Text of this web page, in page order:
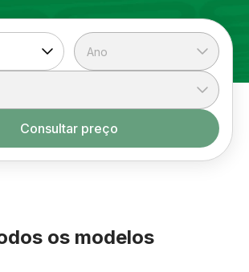
Consultar preço
os modelos